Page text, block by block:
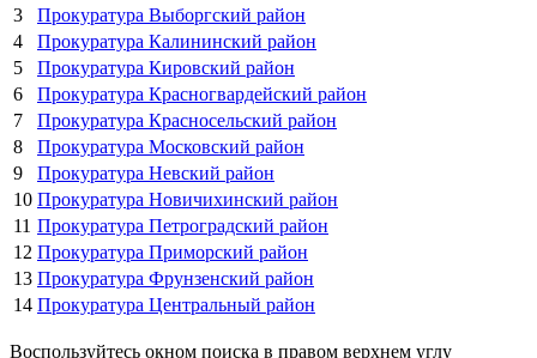
3
Прокуратура Выборгский район
4
Прокуратура Калининский район
5
Прокуратура Кировский район
6
Прокуратура Красногвардейский район
7
Прокуратура Красносельский район
8
Прокуратура Московский район
9
Прокуратура Невский район
10 Прокуратура Новичихинский район
11 Прокуратура Петроградский район
12 Прокуратура Приморский район
13 Прокуратура Фрунзенский район
14 Прокуратура Центральный район
Воспользуйтесь окном поиска в правом верхнем углу